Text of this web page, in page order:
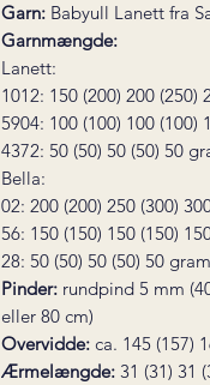
Garn: Babyull Lanett fra
Garnmængde:
Lanett:
1012: 150 (200) 200 (250)
5904: 100 (100) 100 (100)
4372: 50 (50) 50 (50) 50
Bella:
02: 200 (200) 250 (300)
56: 150 (150) 150 (150)
28: 50 (50) 50 (50) 50 gram
Pinder: rundpind 5 mm
eller 80 cm)
Overvidde: ca. 145 (157)
Ærmelængde: 31 (31) 31